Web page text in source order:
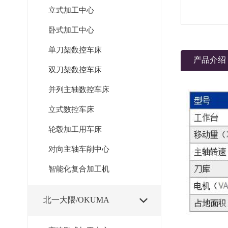
立式加工中心
卧式加工中心
单刀架数控车床
双刀架数控车床
并列主轴数控车床
立式数控车床
轮毂加工用车床
对向主轴车削中心
智能化复合加工机
北一大隈/OKUMA 
产品介绍